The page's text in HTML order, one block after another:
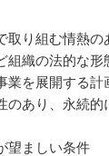
取り組む情熱の
組織の法的な形
業を展開する計
のあり、永続
望ましい条件